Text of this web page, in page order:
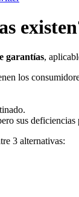
garantías,
los
sus
3 alternativas: